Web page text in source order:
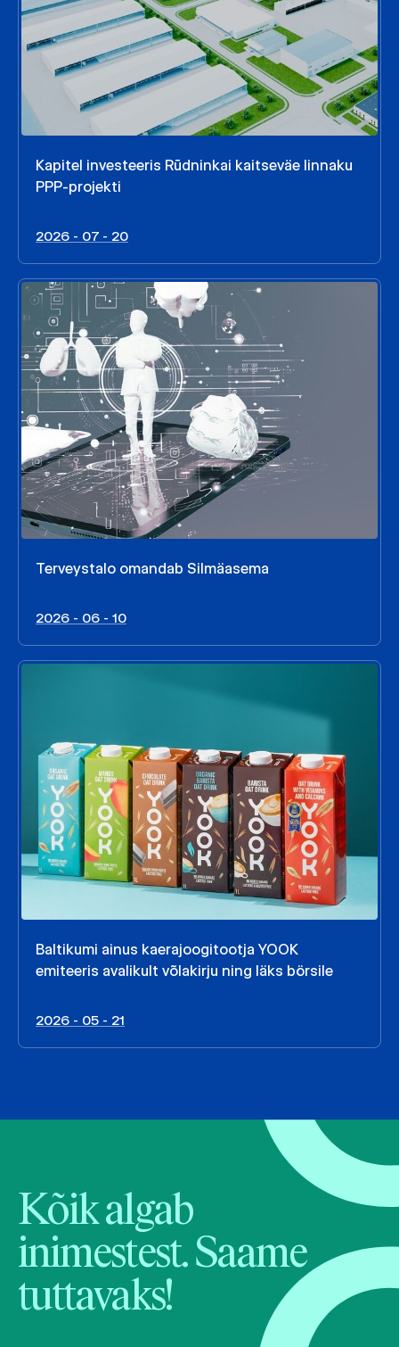
Kapitel investeeris Rūdninkai kaitseväe linnaku
PPP-projekti
2026 - 07 - 20
Terveystalo omandab Silmäasema
2026 - 06 - 10
Baltikumi ainus kaerajoogitootja YOOK
emiteeris avalikult võlakirju ning läks börsile
2026 - 05 - 21
Kõik algab
inimestest. Saame
tuttavaks!